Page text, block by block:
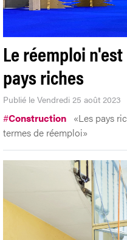
Le réemploi
pays riches
Publié le Vendredi 25 août 2023
#Construction «Les pays
termes de réemploi»